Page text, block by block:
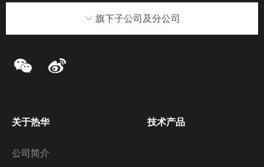
ꀅ 旗下子公司及分公司
关于热华
公司简介
技术产品
标签2 标签2